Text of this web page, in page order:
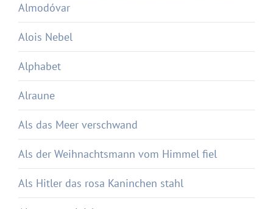
Almodóvar
Alois Nebel
Alphabet
Alraune
Als das Meer verschwand
Als der Weihnachtsmann vom Himmel fiel
Als Hitler das rosa Kaninchen stahl